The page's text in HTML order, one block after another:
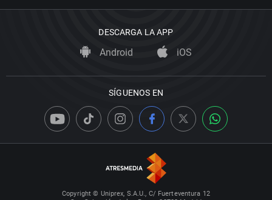
DESCARGA LA APP
Android iOS
SÍGUENOS EN
Copyright © Uniprex, S.A.U., C/ Fuerteventura 12